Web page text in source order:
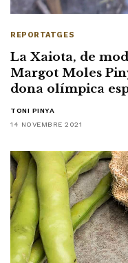
REPORTATGES
La Xaiota, de
Margot Moles
dona olímpica
TONI PINYA
14 NOVEMBRE 2021